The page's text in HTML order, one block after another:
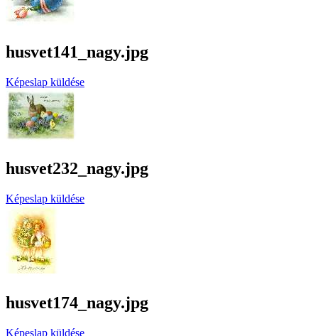
husvet141_nagy.jpg
Képeslap küldése
husvet232_nagy.jpg
Képeslap küldése
husvet174_nagy.jpg
Képeslap küldése